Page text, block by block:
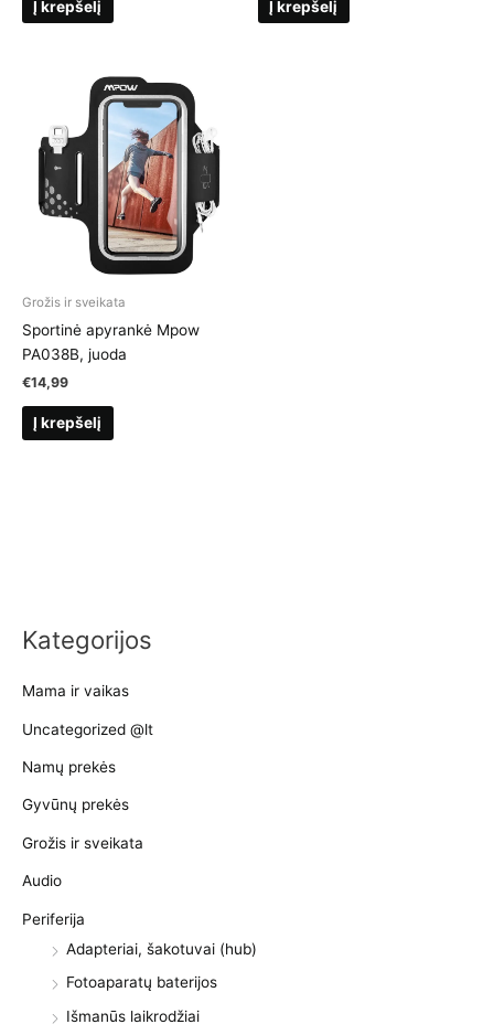
Kategorijos
Mama ir vaikas
Uncategorized @lt
Namų prekės
Gyvūnų prekės
Grožis ir sveikata
Audio
Periferija
Adapteriai, šakotuvai (hub)
Fotoaparatų baterijos
Išmanūs laikrodžiai
Į krepšelį Į krepšelį
Grožis ir sveikata
Sportinė apyrankė Mpow
PA038B, juoda
€14,99
Į krepšelį